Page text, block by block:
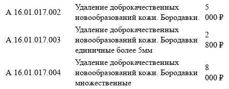
А 16.01.017.002
Удаление доброкачественных
новообразований кожи. Бородавки.
5
000 ₽
А 16.01.017.003
Удаление доброкачественных
новообразований кожи. Бородавки
единичные более 5мм
2
800 ₽
А 16.01.017.004
Удаление доброкачественных
новообразований кожи. Бородавки
множественные
8
000 ₽